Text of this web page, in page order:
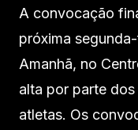
A convocação
próxima
Amanhã, no
alta por parte
atletas. Os